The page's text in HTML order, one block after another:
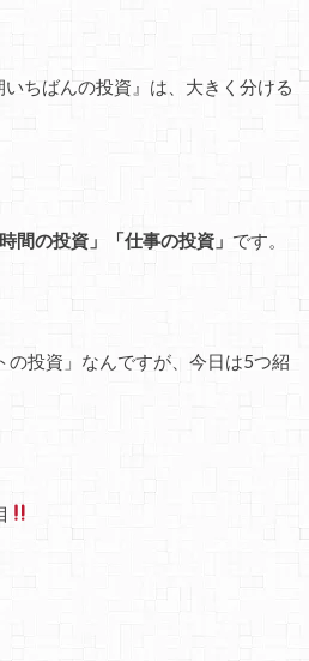
ちばんの投資』は、大きく分ける
間の投資」「仕事の投資」 です。
の投資」なんですが、今日は5つ紹